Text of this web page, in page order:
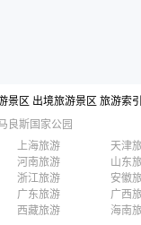
景区 出境旅游景区 旅游索
良斯国家公园
上海旅游
天津
河南旅游
山东
浙江旅游
安徽
广东旅游
广西
西藏旅游
海南